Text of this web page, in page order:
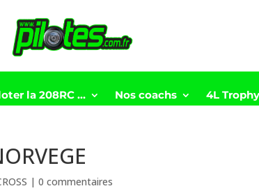
la 208RC … Nos coachs 4L
|0 commentaires